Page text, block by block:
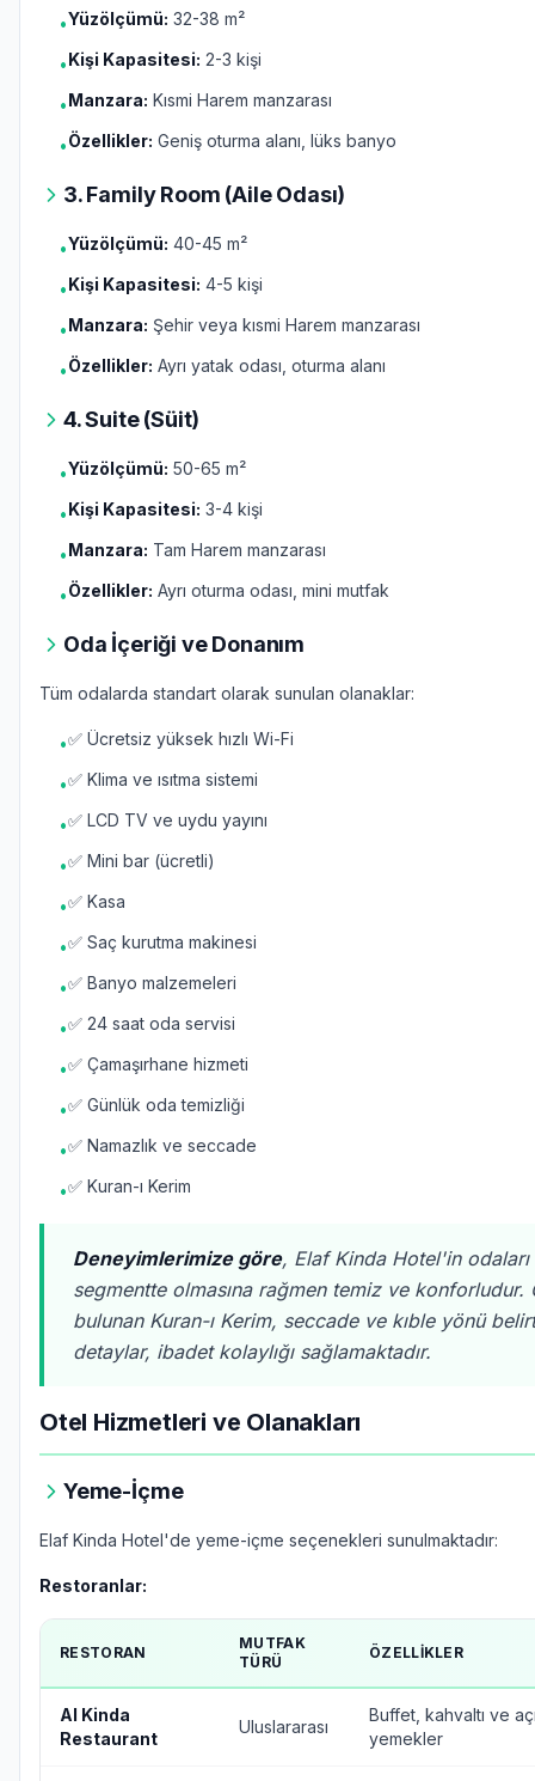
•Yüzölçümü: 32-38 m²
•Kişi Kapasitesi: 2-3 kişi
•Manzara: Kısmi Harem manzarası
•Özellikler: Geniş oturma alanı, lüks banyo
3. Family Room (Aile Odası)
•Yüzölçümü: 40-45 m²
•Kişi Kapasitesi: 4-5 kişi
•Manzara: Şehir veya kısmi Harem manzarası
•Özellikler: Ayrı yatak odası, oturma alanı
4. Suite (Süit)
•Yüzölçümü: 50-65 m²
•Kişi Kapasitesi: 3-4 kişi
•Manzara: Tam Harem manzarası
•Özellikler: Ayrı oturma odası, mini mutfak
Oda İçeriği ve Donanım
Tüm odalarda standart olarak sunulan olanaklar:
•✅ Ücretsiz yüksek hızlı Wi-Fi
•✅ Klima ve ısıtma sistemi
•✅ LCD TV ve uydu yayını
•✅ Mini bar (ücretli)
•✅ Kasa
•✅ Saç kurutma makinesi
•✅ Banyo malzemeleri
•✅ 24 saat oda servisi
•✅ Çamaşırhane hizmeti
•✅ Günlük oda temizliği
•✅ Namazlık ve seccade
•✅ Kuran-ı Kerim
Deneyimlerimize göre, Elaf Kinda Hotel'in
segmentte olmasına rağmen temiz ve konforludur.
bulunan Kuran-ı Kerim, seccade ve kıble yönü
detaylar, ibadet kolaylığı sağlamaktadır.
Otel Hizmetleri ve Olanakları
Yeme-İçme
Elaf Kinda Hotel'de yeme-içme seçenekleri sunulmaktadır:
Restoranlar:
RESTORAN
MUTFAK
TÜRÜ
ÖZELLIKLER
Al Kinda
Restaurant
Uluslararası
Buffet, kahvaltı ve
yemekler